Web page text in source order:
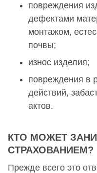
повреждения
дефектами
монтажом,
почвы;
износ изделия;
повреждения в
действий,
актов.
КТО МОЖЕТ
СТРАХОВАНИЕМ?
Прежде всего это